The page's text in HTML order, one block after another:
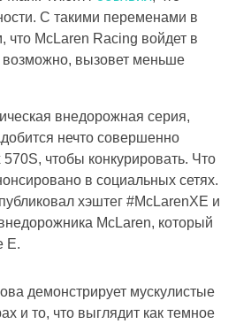
С такими переменами в
что McLaren Racing войдет в
возможно, вызовет меньше
внедорожная серия,
нечто совершенно
чтобы конкурировать. Что
в социальных сетях.
хэштег #McLarenXE и
McLaren, который
E.
демонстрирует мускулистые
и то, что выглядит как темное